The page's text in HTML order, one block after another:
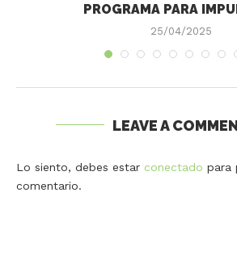
PROGRAMA PARA
25/04/2025
LEAVE A
Lo siento, debes estar conectado para
comentario.